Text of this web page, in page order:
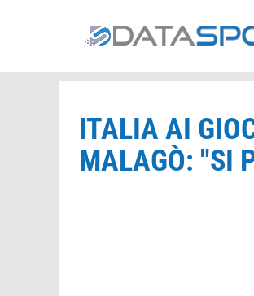
ITALIA AI
MALAGÒ: "SI